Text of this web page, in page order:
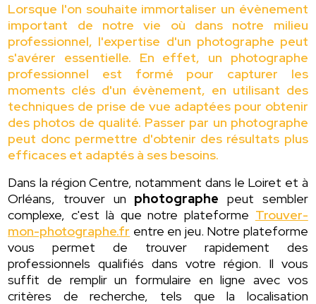
Lorsque l'on souhaite immortaliser un évènement
important de notre vie où dans notre milieu
professionnel, l'expertise d'un photographe peut
s'avérer essentielle. En effet, un photographe
professionnel est formé pour capturer les
moments clés d'un évènement, en utilisant des
techniques de prise de vue adaptées pour obtenir
des photos de qualité. Passer par un photographe
peut donc permettre d'obtenir des résultats plus
efficaces et adaptés à ses besoins.
Dans la région Centre, notamment dans le Loiret et à
Orléans, trouver un photographe peut sembler
complexe, c'est là que notre plateforme Trouver-
mon-photographe.fr entre en jeu. Notre plateforme
vous permet de trouver rapidement des
professionnels qualifiés dans votre région. Il vous
suffit de remplir un formulaire en ligne avec vos
critères de recherche, tels que la localisation